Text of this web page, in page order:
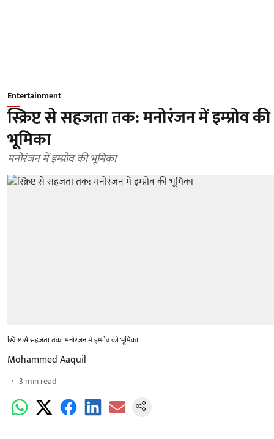
Entertainment
स्क्रिप्ट से सहजता तक: मनोरंजन में इम्प्रोव की
भूमिका
मनोरंजन में इम्प्रोव की भूमिका
स्क्रिप्ट से सहजता तक: मनोरंजन में इम्प्रोव की भूमिका
Mohammed Aaquil
3 min read